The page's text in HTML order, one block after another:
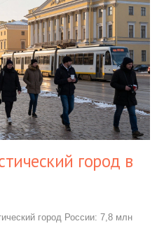
город в
город России: 7,8 млн